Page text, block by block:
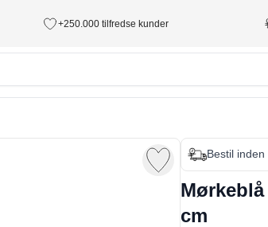
+250.000 tilfredse kunder
Bestil inden
cm